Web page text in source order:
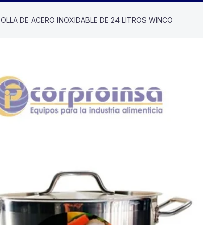
OLLA DE ACERO INOXIDABLE DE 24 LITROS WINCO